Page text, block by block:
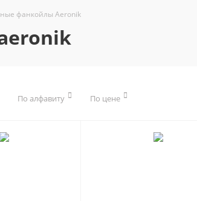
фанкойлы Aeronik
По алфавиту По цене